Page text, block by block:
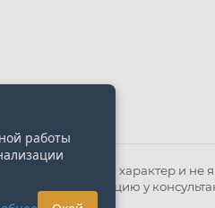
характер и не
информацию у
работы